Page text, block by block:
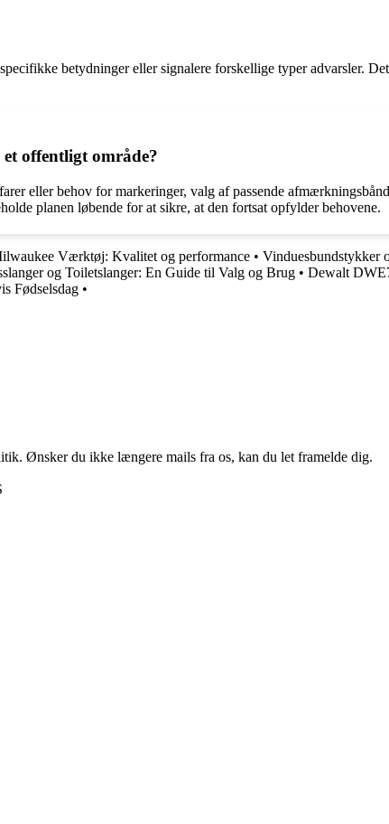
betydninger eller signalere forskellige typer advarsler.
offentligt område?
eller behov for markeringer, valg af passende
planen løbende for at sikre, at den fortsat opfylder behovene.
Værktøj: Kvalitet og performance • Vinduesbundstykker
og Toiletslanger: En Guide til Valg og Brug • Dewalt
Fødselsdag •
Ønsker du ikke længere mails fra os, kan du let framelde dig.